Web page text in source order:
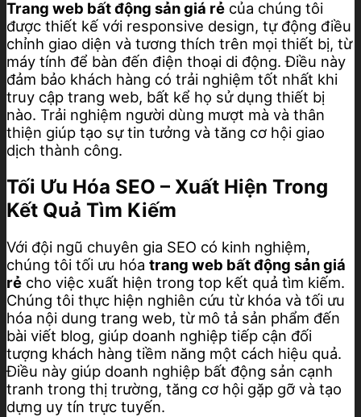
Trang web bất động sản giá rẻ của chúng tôi
được thiết kế với responsive design, tự động điều
chỉnh giao diện và tương thích trên mọi thiết bị, từ
máy tính để bàn đến điện thoại di động. Điều này
đảm bảo khách hàng có trải nghiệm tốt nhất khi
truy cập trang web, bất kể họ sử dụng thiết bị
nào. Trải nghiệm người dùng mượt mà và thân
thiện giúp tạo sự tin tưởng và tăng cơ hội giao
dịch thành công.
Tối Ưu Hóa SEO – Xuất Hiện Trong
Kết Quả Tìm Kiếm
Với đội ngũ chuyên gia SEO có kinh nghiệm,
chúng tôi tối ưu hóa trang web bất động sản giá
rẻ cho việc xuất hiện trong top kết quả tìm kiếm.
Chúng tôi thực hiện nghiên cứu từ khóa và tối ưu
hóa nội dung trang web, từ mô tả sản phẩm đến
bài viết blog, giúp doanh nghiệp tiếp cận đối
tượng khách hàng tiềm năng một cách hiệu quả.
Điều này giúp doanh nghiệp bất động sản cạnh
tranh trong thị trường, tăng cơ hội gặp gỡ và tạo
dựng uy tín trực tuyến.